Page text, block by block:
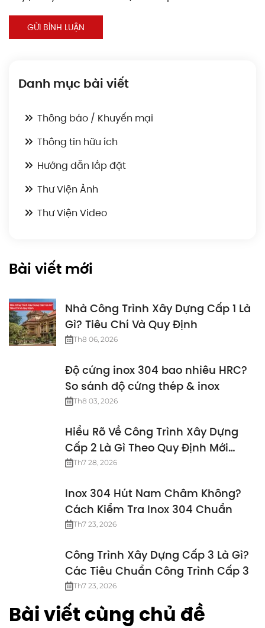
GỬI BÌNH LUẬN
Danh mục bài viết
Thông báo / Khuyến mại
Thông tin hữu ích
Hướng dẫn lắp đặt
Thư Viện Ảnh
Thư Viện Video
Bài viết mới
Nhà Công Trình Xây Dựng Cấp 1 Là
Gì? Tiêu Chí Và Quy Định
Th8 06, 2026
Độ cứng inox 304 bao nhiêu HRC?
So sánh độ cứng thép & inox
Th8 03, 2026
Hiểu Rõ Về Công Trình Xây Dựng
Cấp 2 Là Gì Theo Quy Định Mới
Nhất
Th7 28, 2026
Inox 304 Hút Nam Châm Không?
Cách Kiểm Tra Inox 304 Chuẩn
Th7 23, 2026
Công Trình Xây Dựng Cấp 3 Là Gì?
Các Tiêu Chuẩn Công Trình Cấp 3
Th7 23, 2026
Bài viết cùng chủ đề